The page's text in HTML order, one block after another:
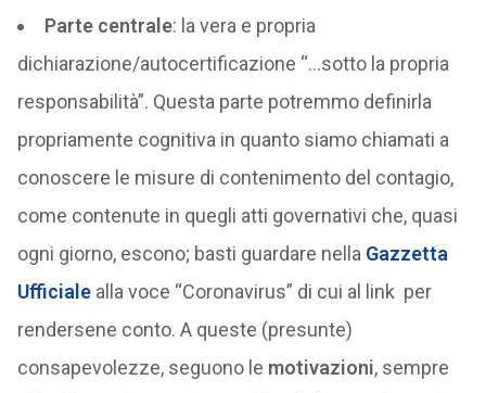
Parte centrale: la vera e propria
dichiarazione/autocertificazione “…sotto la propria
responsabilità”. Questa parte potremmo definirla
propriamente cognitiva in quanto siamo chiamati a
conoscere le misure di contenimento del contagio,
come contenute in quegli atti governativi che, quasi
ogni giorno, escono; basti guardare nella Gazzetta
Ufficialealla voce “Coronavirus” di cui al link per
rendersene conto. A queste (presunte)
consapevolezze, seguono le motivazioni, sempre